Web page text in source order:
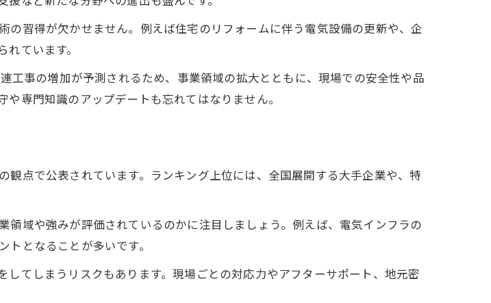
職で重視したい評価基準
で失敗しない情報収集法
キングと将来性の関係性
会社の比較ポイント
利厚生や働きやすさの違い
と中小の就職難易度を比較
ランキングから見る将来性
と選択基準を知る
立系と電力系の特徴を解説
で重視する選択基準とは
キングで両者の違いを分析
習得が欠かせません。例えば住宅のリフォームに伴う電気設備の更新や、企
ています。
工事の増加が予測されるため、事業領域の拡大とともに、現場での安全性や品
専門知識のアップデートも忘れてはなりません。
点で公表されています。ランキング上位には、全国展開する大手企業や、特
域や強みが評価されているのかに注目しましょう。例えば、電気インフラの
となることが多いです。
てしまうリスクもあります。現場ごとの対応力やアフターサポート、地元密